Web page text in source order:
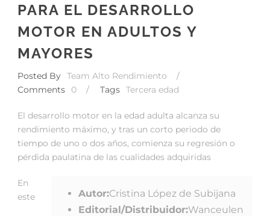
PARA EL DESARROLLO
MOTOR EN ADULTOS Y
MAYORES
Posted By Team Alto Rendimiento
/
Comments
0 / Tags Tercera edad
El desarrollo motor en la edad adulta alcanza su
rendimiento máximo, y tras un corto periodo de
tiempo de uno o dos años, comienza su regresión o
pérdida paulatina de las cualidades adquiridas
Autor:Cristina López de Subijana
Editorial/Distribuidor:Wanceulen
En
este